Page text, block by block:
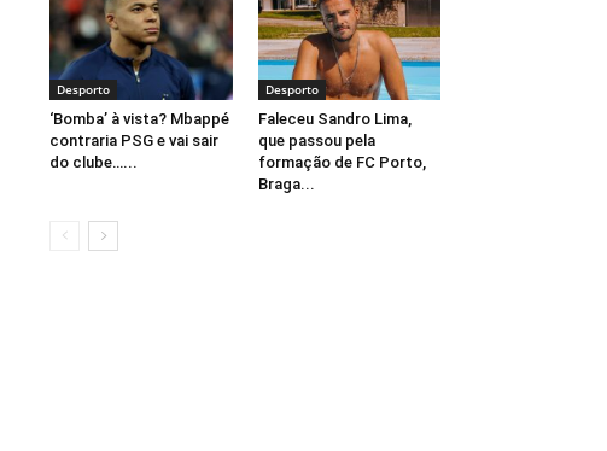
Desporto
‘Bomba’ à vista? Mbappé
contraria PSG e vai sair
do clube…...
Desporto
Faleceu Sandro Lima,
que passou pela
formação de FC Porto,
Braga...